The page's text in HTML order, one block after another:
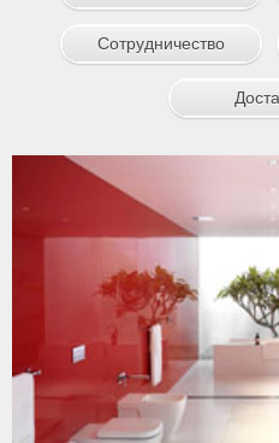
Сотрудничество